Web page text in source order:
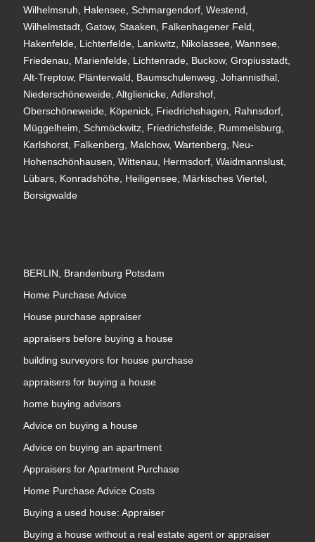
Wilhelmsruh, Halensee, Schmargendorf, Westend,
Wilhelmstadt, Gatow, Staaken, Falkenhagener Feld,
Hakenfelde, Lichterfelde, Lankwitz, Nikolassee, Wannsee,
Friedenau, Marienfelde, Lichtenrade, Buckow, Gropiusstadt,
Alt-Treptow, Plänterwald, Baumschulenweg, Johannisthal,
Niederschöneweide, Altglienicke, Adlershof,
Oberschöneweide, Köpenick, Friedrichshagen, Rahnsdorf,
Müggelheim, Schmöckwitz, Friedrichsfelde, Rummelsburg,
Karlshorst, Falkenberg, Malchow, Wartenberg, Neu-
Hohenschönhausen, Wittenau, Hermsdorf, Waidmannslust,
Lübars, Konradshöhe, Heiligensee, Märkisches Viertel,
Borsigwalde
BERLIN, Brandenburg Potsdam
Home Purchase Advice
House purchase appraiser
appraisers before buying a house
building surveyors for house purchase
appraisers for buying a house
home buying advisors
Advice on buying a house
Advice on buying an apartment
Appraisers for Apartment Purchase
Home Purchase Advice Costs
Buying a used house: Appraiser
Buying a house without a real estate agent or appraiser